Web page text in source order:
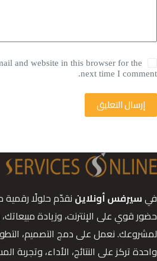
and website in this browser for the
next time I comment.
إرسال التعليق
فيسيرفس أونلاين نقدّم حلولًا
حضور قوي على الإنترنت، وزيادة
لمشروعك. نعمل على دمج التصميم،
واحدة تركز على النتائج، الأداء، وتجربة